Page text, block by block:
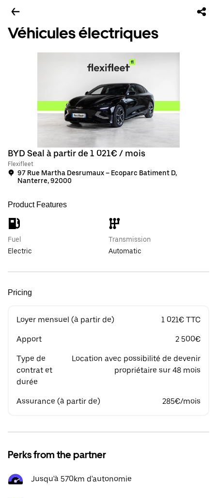
Véhicules électriques
BYD Seal à partir de 1 021€ / mois
Flexifleet
97 Rue Martha Desrumaux – Ecoparc Batiment D,
Nanterre, 92000
Product Features
Fuel
Electric
Transmission
Automatic
Pricing
Loyer mensuel (à partir de) 1 021€ TTC
Apport 2 500€
Type de
contrat et
durée
Location avec possibilité de devenir
propriétaire sur 48 mois
Assurance (à partir de) 285€/mois
Perks from the partner
Jusqu'à 570km d'autonomie